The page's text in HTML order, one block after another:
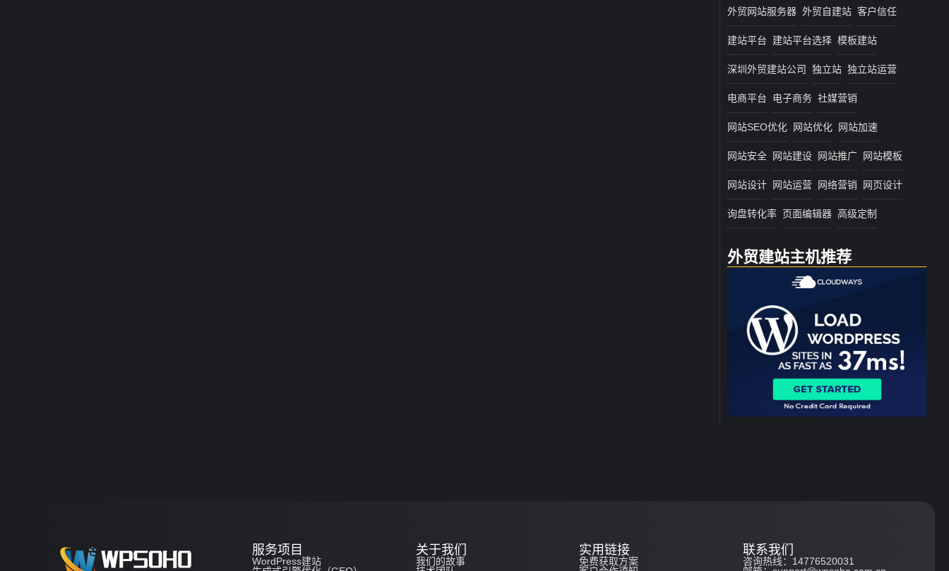
外贸网站服务器 外贸自建站 客户信任
建站平台 建站平台选择 模板建站
深圳外贸建站公司 独立站 独立站运营
电商平台 电子商务 社媒营销
网站SEO优化 网站优化 网站加速
网站安全 网站建设 网站推广 网站模板
网站设计 网站运营 网络营销 网页设计
询盘转化率 页面编辑器 高级定制
外贸建站主机推荐
服务项目
WordPress建站
关于我们
我们的故事
实用链接
免费获取方案
联系我们
咨询热线：14776520031